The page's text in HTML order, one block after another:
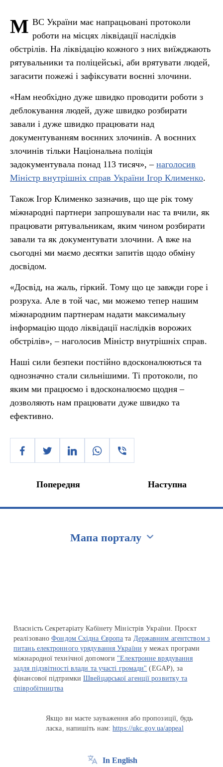
М ВС України має напрацьовані протоколи
роботи на місцях ліквідації наслідків
обстрілів. На ліквідацію кожного з них виїжджають
рятувальники та поліцейські, аби врятувати людей,
загасити пожежі і зафіксувати воєнні злочини.
«Нам необхідно дуже швидко проводити роботи з
деблокування людей, дуже швидко розбирати
завали і дуже швидко працювати над
документуванням воєнних злочинів. А воєнних
злочинів тільки Національна поліція
задокументувала понад 113 тисяч», – наголосив
Міністр внутрішніх справ України Ігор Клименко.
Також Ігор Клименко зазначив, що ще рік тому
міжнародні партнери запрошували нас та вчили, як
працювати рятувальникам, яким чином розбирати
завали та як документувати злочини. А вже на
сьогодні ми маємо десятки запитів щодо обміну
досвідом.
«Досвід, на жаль, гіркий. Тому що це завжди горе і
розруха. Але в той час, ми можемо тепер нашим
міжнародним партнерам надати максимальну
інформацію щодо ліквідації наслідків ворожих
обстрілів», – наголосив Міністр внутрішніх справ.
Наші сили безпеки постійно вдосконалюються та
однозначно стали сильнішими. Ті протоколи, по
яким ми працюємо і вдосконалюємо щодня –
дозволяють нам працювати дуже швидко та
ефективно.
Попередня Наступна
Мапа порталу
Власність Секретаріату Кабінету Міністрів України. Проєкт
реалізованоФондом Східна Європа та Державним агентством з
питань електронного урядування України у межах програми
міжнародної технічної допомоги "Електронне врядування
задля підзвітності влади та участі громади" (EGAP), за
фінансової підтримкиШвейцарської агенції розвитку та
співробітництва
Якщо ви маєте зауваження або пропозиції, будь
ласка, напишіть нам:https://ukc.gov.ua/appeal
In English